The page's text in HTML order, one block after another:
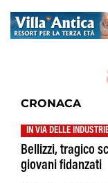
CRONACA
IN VIA DELLE
Bellizzi, tragico
giovani fidanzati